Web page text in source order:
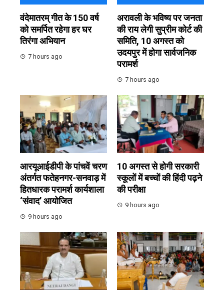
वंदेमातरम् गीत के 150 वर्ष
को समर्पित रहेगा हर घर
तिरंगा अभियान
7 hours ago
अरावली के भविष्य पर जनता
की राय लेगी सुप्रीम कोर्ट की
समिति, 10 अगस्त को
उदयपुर में होगा सार्वजनिक
परामर्श
7 hours ago
आरयूआईडीपी के पांचवें चरण
अंतर्गत फतेहनगर-सनवाड़ में
हितधारक परामर्श कार्यशाला
‘संवाद’ आयोजित
9 hours ago
10 अगस्त से होगी सरकारी
स्कूलों में बच्चों की हिंदी पढ़ने
की परीक्षा
9 hours ago